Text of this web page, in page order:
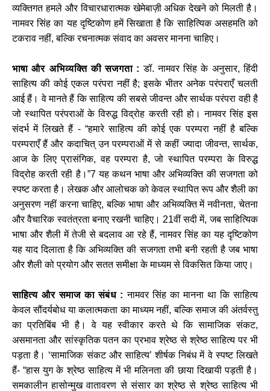
व्यक्तिगत हमले और विचारधारात्मक खेमेबाज़ी अधिक देखने को मिलती है।
नामवर सिंह का यह दृष्टिकोण हमें सिखाता है कि साहित्यिक असहमति को
टकराव नहीं, बल्कि रचनात्मक संवाद का अवसर मानना चाहिए।
भाषा और अभिव्यक्ति की सजगता : डॉ. नामवर सिंह के अनुसार, हिंदी
साहित्य की कोई एकल परंपरा नहीं है; इसके भीतर अनेक परंपराएँ चलती
आई हैं। वे मानते हैं कि साहित्य की सबसे जीवन्त और सार्थक परंपरा वही है
जो स्थापित परंपराओं के विरुद्ध विद्रोह करती रही हो। नामवर सिंह इस
संदर्भ में लिखते हैं - “हमारे साहित्य की कोई एक परम्परा नहीं है बल्कि
परम्पराएँ हैं और कदाचित् उन परम्पराओं में से कहीं ज्यादा जीवन्त, सार्थक,
आज के लिए प्रासंगिक, वह परम्परा है, जो स्थापित परम्परा के विरुद्ध
विद्रोह करती रही है।”7 यह कथन भाषा और अभिव्यक्ति की सजगता को
स्पष्ट करता है। लेखक और आलोचक को केवल स्थापित रूप और शैली का
अनुसरण नहीं करना चाहिए, बल्कि भाषा और अभिव्यक्ति में नवीनता, चेतना
और वैचारिक स्वतंत्रता बनाए रखनी चाहिए। 21वीं सदी में, जब साहित्यिक
भाषा और शैली में तेजी से बदलाव आ रहे हैं, नामवर सिंह का यह दृष्टिकोण
यह याद दिलाता है कि अभिव्यक्ति की सजगता तभी बनी रहती है जब भाषा
और शैली को प्रयोग और सतत समीक्षा के माध्यम से विकसित किया जाए।
साहित्य और समाज का संबंध :नामवर सिंह का मानना था कि साहित्य
केवल सौंदर्यबोध या कलात्मकता का माध्यम नहीं, बल्कि समाज की अंतर्वस्तु
का प्रतिबिंब भी है। वे यह स्वीकार करते थे कि सामाजिक संकट,
असमानता और सांस्कृतिक पतन का प्रभाव श्रेष्ठ से श्रेष्ठ साहित्य पर भी
पड़ता है। ‘सामाजिक संकट और साहित्य’ शीर्षक निबंध में वे स्पष्ट लिखते
हैं- “हास युग के श्रेष्ठ साहित्य में भी मलिनता की छाया दिखायी पड़ती है।
समकालीन हासोन्मुख वातावरण से संसार का श्रेष्ठ से श्रेष्ठ साहित्य भी